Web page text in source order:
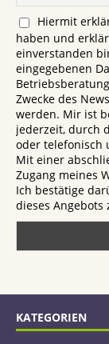
Hiermit
haben und
einverstanden
eingegebenen
Zwecke des
werden. Mir ist
jederzeit, durch
oder telefonisch
Mit einer
Zugang meines
Ich bestätige
dieses
KATEGORIEN